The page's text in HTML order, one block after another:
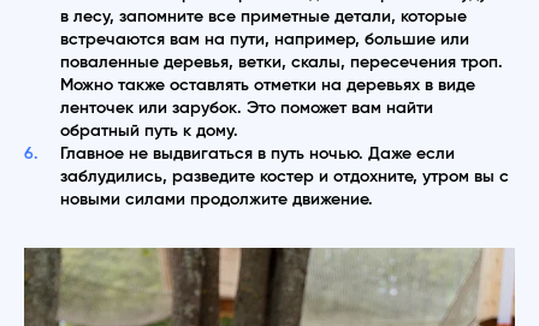
в лесу, запомните все приметные детали, которые
встречаются вам на пути, например, большие или
поваленные деревья, ветки, скалы, пересечения троп.
Можно также оставлять отметки на деревьях в виде
ленточек или зарубок. Это поможет вам найти
обратный путь к дому.
Главное не выдвигаться в путь ночью. Даже если
заблудились, разведите костер и отдохните, утром вы с
новыми силами продолжите движение.